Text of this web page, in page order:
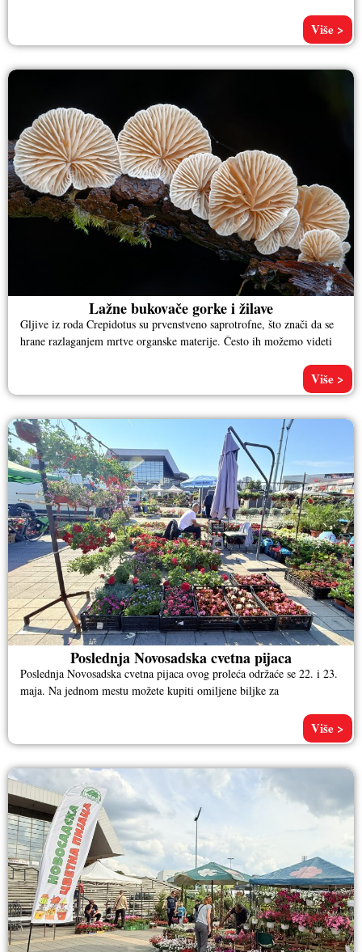
Više >
Lažne bukovače gorke i žilave
Gljive iz roda Crepidotus su prvenstveno saprotrofne, što znači da se
hrane razlaganjem mrtve organske materije. Često ih možemo videti
Više >
Poslednja Novosadska cvetna pijaca
Poslednja Novosadska cvetna pijaca ovog proleća održaće se 22. i 23.
maja. Na jednom mestu možete kupiti omiljene biljke za
Više >